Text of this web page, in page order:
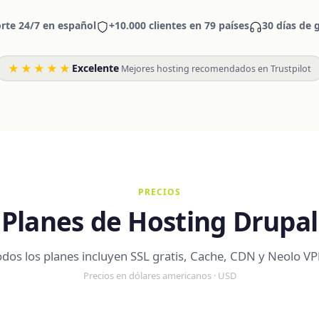
24/7 en español +10.000 clientes en 79 países 30 días de
★★★★★ Excelente Mejores hosting recomendados en Trustpilot
PRECIOS
Planes de Hosting Drupal
los planes incluyen SSL gratis, Cache, CDN y Neolo
Precios en dólares americanos · USD